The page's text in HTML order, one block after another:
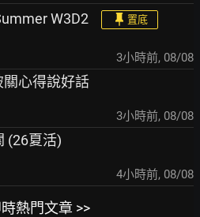
W3D2 置底
3小時前, 08/08
關心得說好話
3小時前, 08/08
(26夏活)
4小時前, 08/08
熱門文章 >>